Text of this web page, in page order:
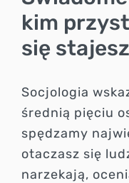
kim
się stajesz
Socjologia
średnią pięciu
spędzamy
otaczasz się
narzekają,